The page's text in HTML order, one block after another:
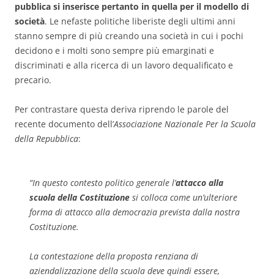
pubblica si inserisce pertanto in quella per il modello di
società. Le nefaste politiche liberiste degli ultimi anni
stanno sempre di più creando una società in cui i pochi
decidono e i molti sono sempre più emarginati e
discriminati e alla ricerca di un lavoro dequalificato e
precario.
Per contrastare questa deriva riprendo le parole del
recente documento dell’Associazione Nazionale Per la Scuola
della Repubblica:
“In questo contesto politico generale l’attacco alla
scuola della Costituzione si colloca come un’ulteriore
forma di attacco alla democrazia prevista dalla nostra
Costituzione.
La contestazione della proposta renziana di
aziendalizzazione della scuola deve quindi essere,